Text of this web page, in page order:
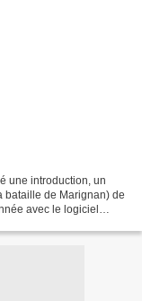
une introduction, un
bataille de Marignan) de
avec le logiciel